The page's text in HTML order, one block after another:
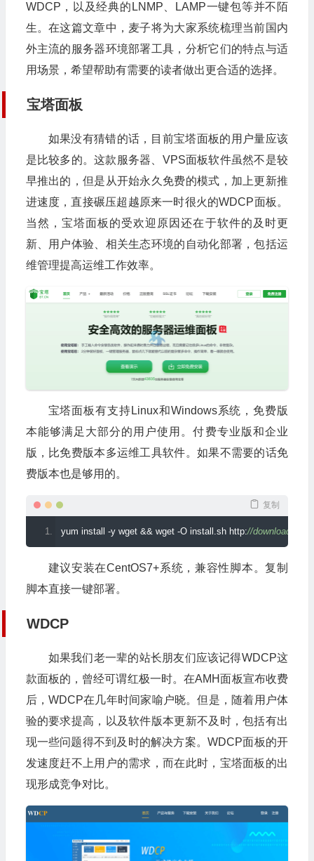
WDCP，以及经典的LNMP、LAMP一键包等并不陌
生。在这篇文章中，麦子将为大家系统梳理当前国内
外主流的服务器环境部署工具，分析它们的特点与适
用场景，希望帮助有需要的读者做出更合适的选择。
宝塔面板
如果没有猜错的话，目前宝塔面板的用户量应该
是比较多的。这款服务器、VPS面板软件虽然不是较
早推出的，但是从开始永久免费的模式，加上更新推
进速度，直接碾压超越原来一时很火的WDCP面板。
当然，宝塔面板的受欢迎原因还在于软件的及时更
新、用户体验、相关生态环境的自动化部署，包括运
维管理提高运维工作效率。
宝塔面板有支持Linux和Windows系统，免费版
本能够满足大部分的用户使用。付费专业版和企业
版，比免费版本多运维工具软件。如果不需要的话免
费版本也是够用的。
复制
yum install -y wget && wget -O install sh http://
建议安装在CentOS7+系统，兼容性脚本。复制
脚本直接一键部署。
WDCP
如果我们老一辈的站长朋友们应该记得WDCP这
款面板的，曾经可谓红极一时。在AMH面板宣布收费
后，WDCP在几年时间家喻户晓。但是，随着用户体
验的要求提高，以及软件版本更新不及时，包括有出
现一些问题得不到及时的解决方案。WDCP面板的开
发速度赶不上用户的需求，而在此时，宝塔面板的出
现形成竞争对比。